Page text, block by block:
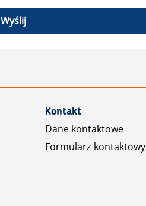
Wyślij
Kontakt
Dane kontaktowe
Formularz kontaktowy